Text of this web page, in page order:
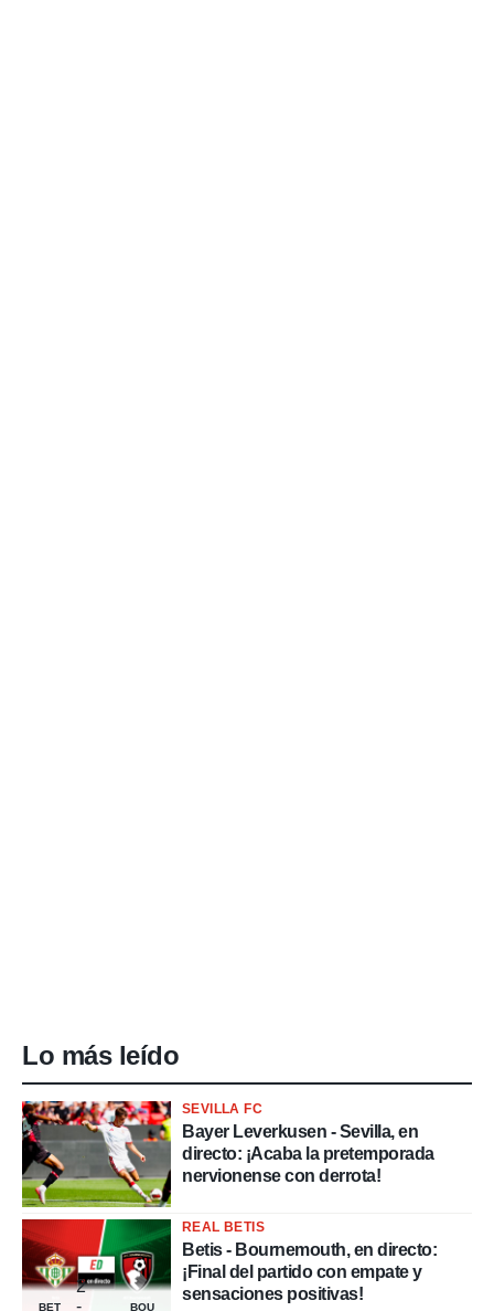
Lo más leído
SEVILLA FC
Bayer Leverkusen - Sevilla, en
directo: ¡Acaba la pretemporada
nervionense con derrota!
BET
2
-
BOU
REAL BETIS
Betis - Bournemouth, en directo:
¡Final del partido con empate y
sensaciones positivas!